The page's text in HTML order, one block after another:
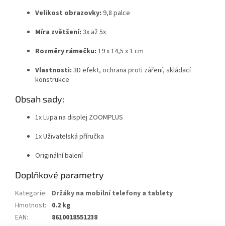
Velikost obrazovky: 9,8 palce
Míra zvětšení: 3x až 5x
Rozměry rámečku: 19 x 14,5 x 1 cm
Vlastnosti: 3D efekt, ochrana proti záření, skládací
konstrukce
Obsah sady:
1x Lupa na displej ZOOMPLUS
1x Uživatelská příručka
Originální balení
Doplňkové parametry
Kategorie: Držáky na mobilní telefony a tablety
Hmotnost:
0.2 kg
EAN: 8610018551238